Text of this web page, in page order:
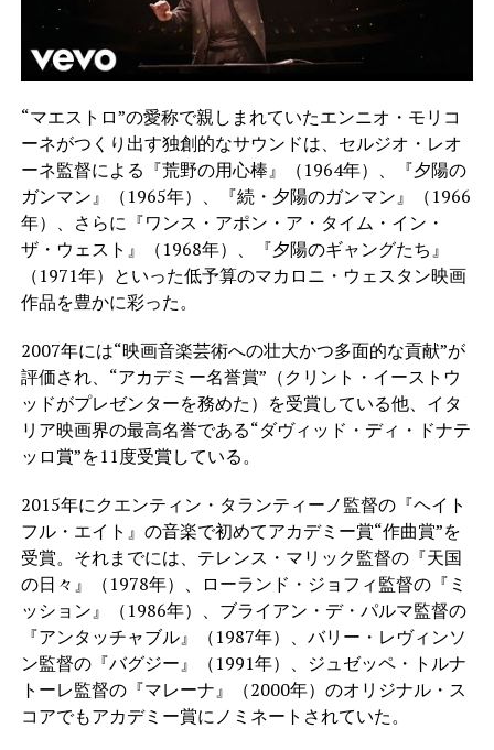
“マエストロ”の愛称で親しまれていたエンニオ・モリコ
ーネがつくり出す独創的なサウンドは、セルジオ・レオ
ーネ監督による『荒野の用心棒』（1964年）、『夕陽の
ガンマン』（1965年）、『続・夕陽のガンマン』（1966
年）、さらに『ワンス・アポン・ア・タイム・イン・
ザ・ウェスト』（1968年）、『夕陽のギャングたち』
（1971年）といった低予算のマカロニ・ウェスタン映画
作品を豊かに彩った。
2007年には“映画音楽芸術への壮大かつ多面的な貢献”が
評価され、“アカデミー名誉賞”（クリント・イーストウ
ッドがプレゼンターを務めた）を受賞している他、イタ
リア映画界の最高名誉である“ダヴィッド・ディ・ドナテ
ッロ賞”を11度受賞している。
2015年にクエンティン・タランティーノ監督の『ヘイト
フル・エイト』の音楽で初めてアカデミー賞“作曲賞”を
受賞。それまでには、テレンス・マリック監督の『天国
の日々』（1978年）、ローランド・ジョフィ監督の『ミ
ッション』（1986年）、ブライアン・デ・パルマ監督の
『アンタッチャブル』（1987年）、バリー・レヴィンソ
ン監督の『バグジー』（1991年）、ジュゼッペ・トルナ
トーレ監督の『マレーナ』（2000年）のオリジナル・ス
コアでもアカデミー賞にノミネートされていた。